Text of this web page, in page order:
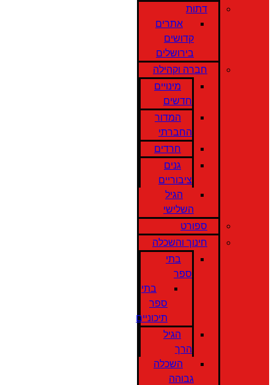
דתות
אתרים
קדושים
בירושלים
חברה וקהילה
מינויים
חדשים
המדור
החברתי
חרדים
גנים
ציבוריים
הגיל
השלישי
ספורט
חינוך והשכלה
בתי
ספר
בתי
ספר
תיכוניים
הגיל
הרך
השכלה
גבוהה